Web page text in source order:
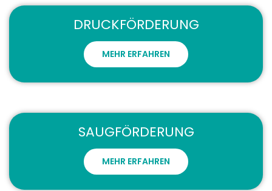
DRUCKFÖRDERUNG
MEHR ERFAHREN
SAUGFÖRDERUNG
MEHR ERFAHREN